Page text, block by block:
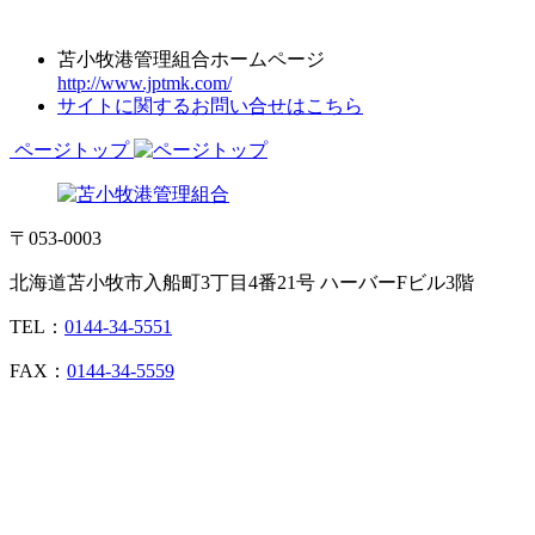
苫小牧港管理組合ホームページ
http://www.jptmk.com/
サイトに関するお問い合せはこちら
ページトップ
〒053-0003
北海道苫小牧市入船町3丁目4番21号 ハーバーFビル3階
TEL： 0144-34-5551
FAX： 0144-34-5559